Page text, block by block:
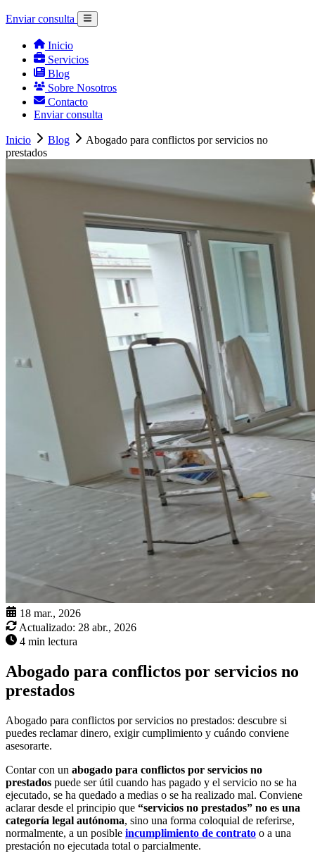
Enviar consulta
Inicio
Servicios
Blog
Sobre Nosotros
Contacto
Enviar consulta
Inicio Blog
Abogado para conflictos por servicios no
prestados
18 mar., 2026
Actualizado: 28 abr., 2026
4 min lectura
Abogado para conflictos por servicios no
prestados
Abogado para conflictos por servicios no prestados: descubre si
puedes reclamar dinero, exigir cumplimiento y cuándo conviene
asesorarte.
Contar con un abogado para conflictos por servicios no
prestados puede ser útil cuando has pagado y el servicio no se ha
ejecutado, se ha quedado a medias o se ha realizado mal. Conviene
aclarar desde el principio que “servicios no prestados” no es una
categoría legal autónoma, sino una forma coloquial de referirse,
normalmente, a un posible incumplimiento de contrato o a una
prestación no ejecutada total o parcialmente.